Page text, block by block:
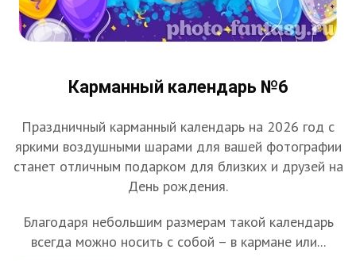
Карманный календарь №6
Праздничный карманный календарь на 2026 год с
яркими воздушными шарами для вашей фотографии
станет отличным подарком для близких и друзей на
День рождения.
Благодаря небольшим размерам такой календарь
всегда можно носить с собой – в кармане или...